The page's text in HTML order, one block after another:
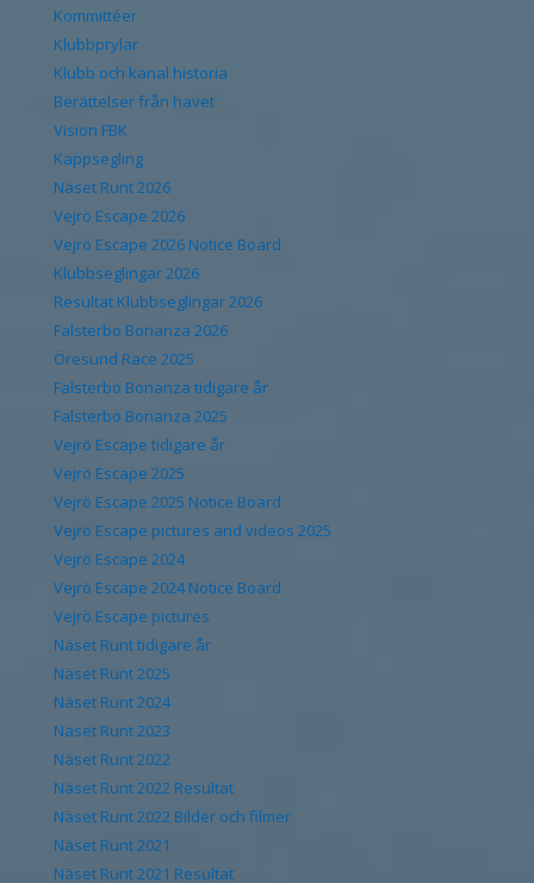
Kommittéer
Klubbprylar
Klubb och kanal historia
Berättelser från havet
Vision FBK
Kappsegling
Näset Runt 2026
Vejrö Escape 2026
Vejrö Escape 2026 Notice Board
Klubbseglingar 2026
Resultat Klubbseglingar 2026
Falsterbo Bonanza 2026
Öresund Race 2025
Falsterbo Bonanza tidigare år
Falsterbo Bonanza 2025
Vejrö Escape tidigare år
Vejrö Escape 2025
Vejrö Escape 2025 Notice Board
Vejrö Escape pictures and videos 2025
Vejrö Escape 2024
Vejrö Escape 2024 Notice Board
Vejrö Escape pictures
Näset Runt tidigare år
Näset Runt 2025
Näset Runt 2024
Näset Runt 2023
Näset Runt 2022
Näset Runt 2022 Resultat
Näset Runt 2022 Bilder och filmer
Näset Runt 2021
Näset Runt 2021 Resultat